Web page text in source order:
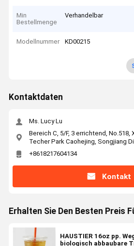
Min
Bestellmenge
Verhandelbar
Modellnummer KD00215
Kontaktdaten
Ms. Lucy Lu
Bereich C, 5/F, 3 errichtend, No.518,
Techer Park Caohejing, Songjiang
+8618217604134
Kontakt
Erhalten Sie Den Besten Preis
HAUSTIER 16oz pp.
biologisch abbaubare